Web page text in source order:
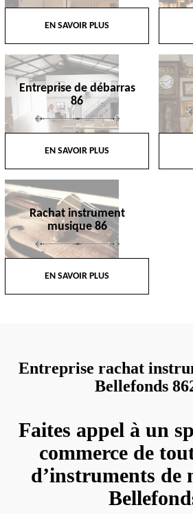
EN SAVOIR PLUS
Entreprise de débarras
86
EN SAVOIR PLUS
Rachat instrument
musique 86
EN SAVOIR PLUS
Entreprise rachat
Bellefonds
Faites appel à un
commerce de
d’instruments de